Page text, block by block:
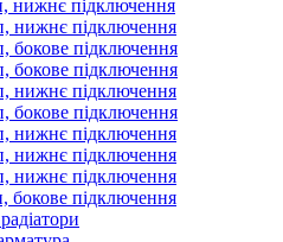
нижнє підключення
нижнє підключення
бокове підключення
бокове підключення
нижнє підключення
бокове підключення
нижнє підключення
нижнє підключення
нижнє підключення
бокове підключення